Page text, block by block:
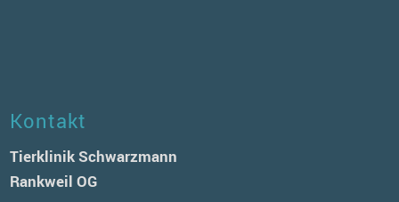
Kontakt
Tierklinik Schwarzmann
Rankweil OG